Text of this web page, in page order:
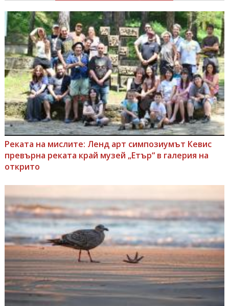
Реката на мислите: Ленд арт симпозиумът Кевис
превърна реката край музей „Етър“ в галерия на
открито